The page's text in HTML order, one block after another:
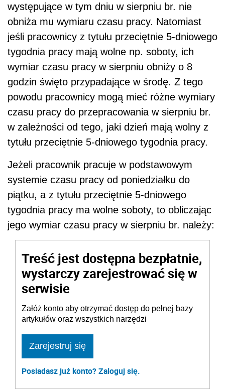
występujące w tym dniu w sierpniu br. nie
obniża mu wymiaru czasu pracy. Natomiast
jeśli pracownicy z tytułu przeciętnie 5-dniowego
tygodnia pracy mają wolne np. soboty, ich
wymiar czasu pracy w sierpniu obniży o 8
godzin święto przypadające w środę. Z tego
powodu pracownicy mogą mieć różne wymiary
czasu pracy do przepracowania w sierpniu br.
w zależności od tego, jaki dzień mają wolny z
tytułu przeciętnie 5-dniowego tygodnia pracy.
Jeżeli pracownik pracuje w podstawowym
systemie czasu pracy od poniedziałku do
piątku, a z tytułu przeciętnie 5-dniowego
tygodnia pracy ma wolne soboty, to obliczając
jego wymiar czasu pracy w sierpniu br. należy:
Treść jest dostępna bezpłatnie,
wystarczy zarejestrować się w
serwisie
Załóż konto aby otrzymać dostęp do pełnej bazy
artykułów oraz wszystkich narzędzi
Zarejestruj się
Posiadasz już konto? Zaloguj się.